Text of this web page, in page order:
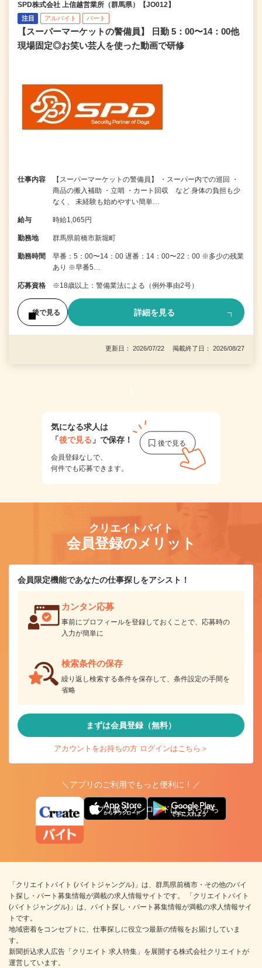
SPD株式会社 上信越営業所（群馬県）【JO012】
注目 アルバイト パート
【スーパーマーケットの警備員】 日勤 5：00〜14：00他
現場固定◎お笑い芸人を使った動画で研修
仕事内容
【スーパーマーケットの警備員】 ・スーパー内での巡回 ・
商品の搬入補助 ・立哨 ・カート回収 など 身体の負担も少
なく、 未経験も始めやすい簡単…
給与 時給1,065円
勤務地 群馬県前橋市新堀町
勤務時間
早番：5：00〜14：00 遅番：14：00〜22：00 ※多少の残業
あり ※早番5…
応募資格 ※18歳以上：警備業法による（例外事由2号）
後で見る 詳細を見る
更新日： 2026/07/22 掲載終了日： 2026/08/27
1
気になる求人は
「後で見る 」で保存！
会員登録なしで、
何件でも応募できます。
クリエイトバイト
会員登録のメリット
会員限定機能であなたの仕事探しをアシスト！
カンタン応募
事前にプロフィールを登録しておくことで、応募時の
入力が簡単に
検索条件の保存
繰り返し検索する条件を保存して、条件設定の手間を
省略
まずは会員登録（無料）
アカウントをお持ちの方 ログインはこちら＞
＼アプリのご利用でもっと便利に！／
アプリ版ダウンロードはこちらから
「クリエイトバイト (バイトジャングル)」は、群馬県前橋市・その他のバイ
ト探し・パート募集情報が満載の求人情報サイトです。 「クリエイトバイト
(バイトジャングル)」は、バイト探し・パート募集情報が満載の求人情報サイ
トです。
地域密着をコンセプトに、仕事探しに役立つ最新の情報をお届けしていま
す。
新聞折込求人広告「クリエイト 求人特集」を展開する株式会社クリエイトが
運営しています。